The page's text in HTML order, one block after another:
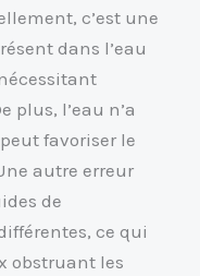
c’est une
dans l’eau
plus, l’eau n’a
favoriser le
autre erreur
de
ce qui
obstruant les